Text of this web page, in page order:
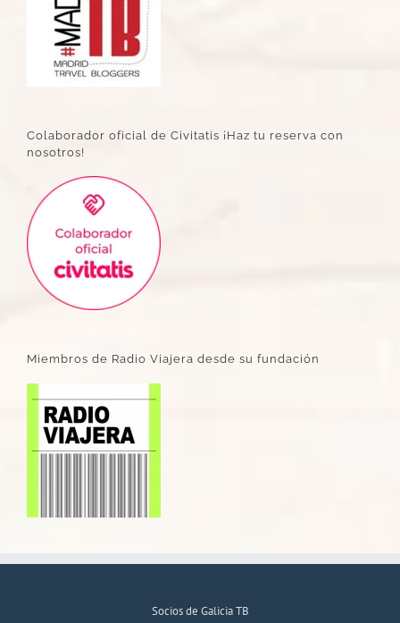
Colaborador oficial de Civitatis ¡Haz tu reserva con
nosotros!
Miembros de Radio Viajera desde su fundación
Socios de Galicia TB